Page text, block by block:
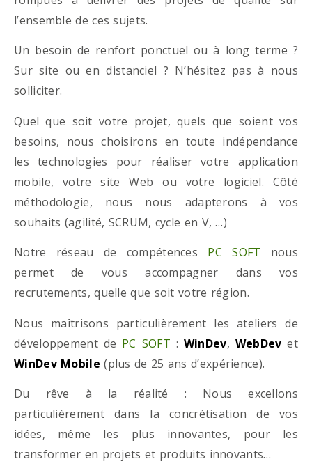
l’ensemble de ces sujets.
Un besoin de renfort ponctuel ou à long terme ?
Sur site ou en distanciel ? N’hésitez pas à nous
solliciter.
Quel que soit votre projet, quels que soient vos
besoins, nous choisirons en toute indépendance
les technologies pour réaliser votre application
mobile, votre site Web ou votre logiciel. Côté
méthodologie, nous nous adapterons à vos
souhaits (agilité, SCRUM, cycle en V, …)
Notre réseau de compétences PC SOFT nous
permet de vous accompagner dans vos
recrutements, quelle que soit votre région.
Nous maîtrisons particulièrement les ateliers de
développement de PC SOFT : WinDev, WebDev et
WinDev Mobile (plus de 25 ans d’expérience).
Du rêve à la réalité : Nous excellons
particulièrement dans la concrétisation de vos
idées, même les plus innovantes, pour les
transformer en projets et produits innovants…